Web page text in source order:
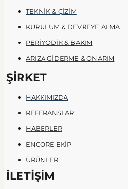
TEKNİK & ÇİZİM
KURULUM & DEVREYE ALMA
PERİYODİK & BAKIM
ARIZA GİDERME & ONARIM
ŞİRKET
HAKKIMIZDA
REFERANSLAR
HABERLER
ENCORE EKİP
ÜRÜNLER
İLETİŞİM